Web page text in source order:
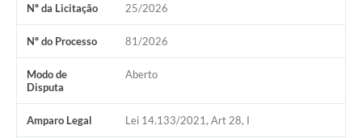
Nº da Licitação 25/2026
Nº do Processo 81/2026
Modo de
Disputa
Aberto
Amparo Legal Lei 14.133/2021, Art 28, I